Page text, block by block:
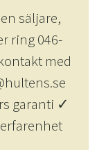
säljare,
ring 046-
med
garanti ✓